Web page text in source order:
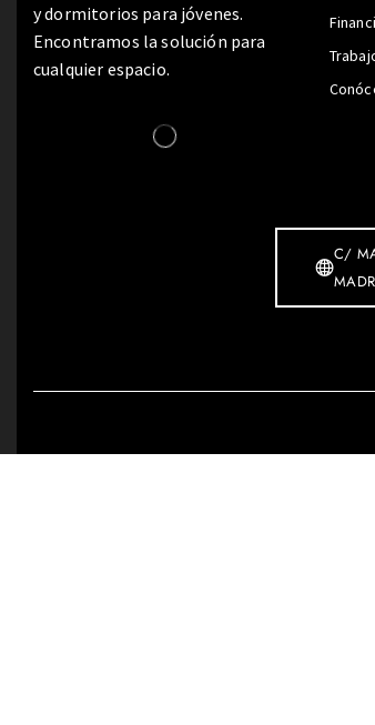
y dormitorios para jóvenes.
Encontramos la solución para
cualquier espacio.
C/